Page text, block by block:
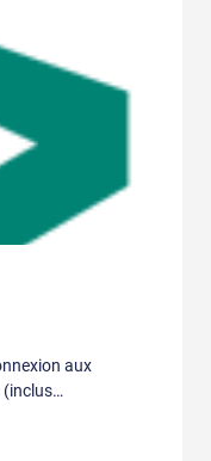
aux
(inclus…